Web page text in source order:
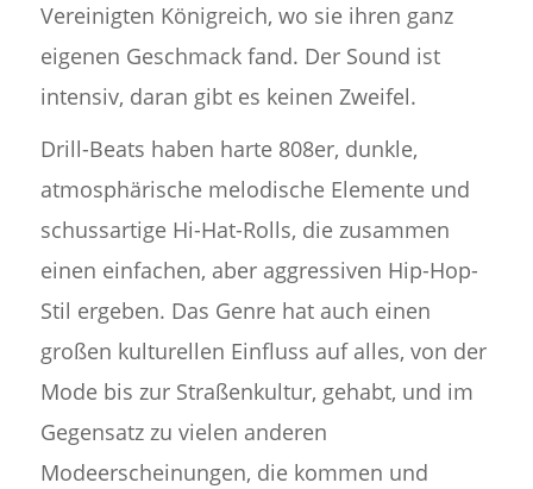
Vereinigten Königreich, wo sie ihren ganz
eigenen Geschmack fand. Der Sound ist
intensiv, daran gibt es keinen Zweifel.
Drill-Beats haben harte 808er, dunkle,
atmosphärische melodische Elemente und
schussartige Hi-Hat-Rolls, die zusammen
einen einfachen, aber aggressiven Hip-Hop-
Stil ergeben. Das Genre hat auch einen
großen kulturellen Einfluss auf alles, von der
Mode bis zur Straßenkultur, gehabt, und im
Gegensatz zu vielen anderen
Modeerscheinungen, die kommen und